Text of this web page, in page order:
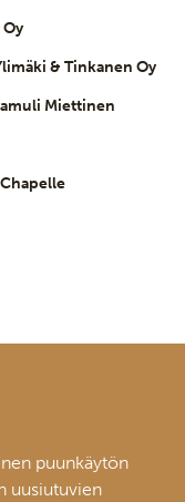
& Tinkanen Oy
Miettinen
puunkäytön
uusiutuvien